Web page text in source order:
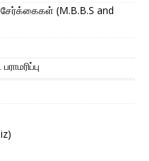
சேர்க்கைகள் (M.B.B.S and